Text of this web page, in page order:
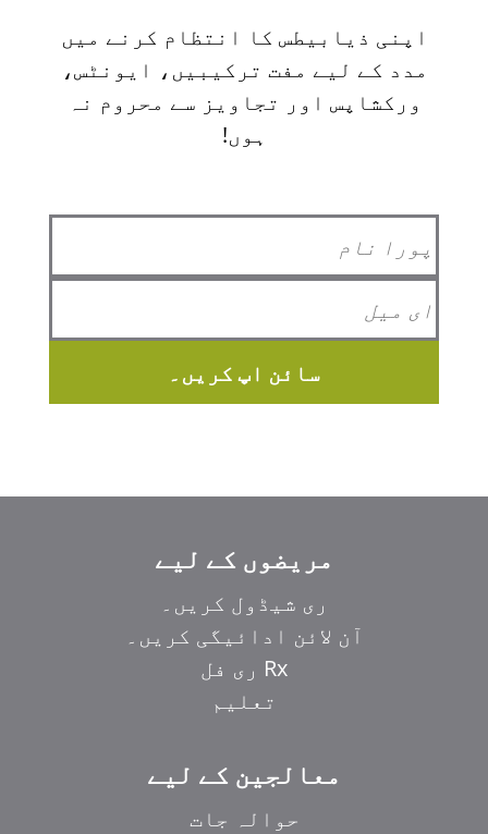
اپنی ذیابیطس کا انتظام کرنے میں
مدد کے لیے مفت ترکیبیں، ایونٹس،
ورکشاپس اور تجاویز سے محروم نہ
ہوں!
سائن اپ کریں۔
مریضوں کے لیے
ری شیڈول کریں۔
آن لائن ادائیگی کریں۔
Rx ری فل
تعلیم
معالجین کے لیے
حوالہ جات